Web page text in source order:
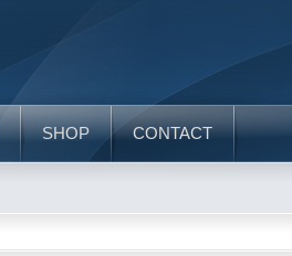
SHOP CONTACT